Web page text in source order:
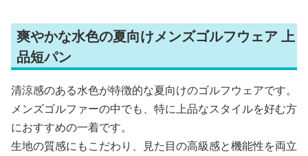
爽やかな水色の夏向けメンズゴルフウェア 上
品短パン
清涼感のある水色が特徴的な夏向けのゴルフウェアです。
メンズゴルファーの中でも、特に上品なスタイルを好む方
におすすめの一着です。
生地の質感にもこだわり、見た目の高級感と機能性を両立